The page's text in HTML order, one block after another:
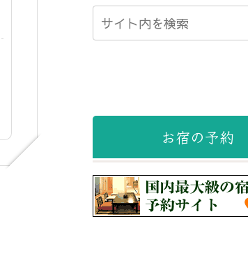
お宿の予約